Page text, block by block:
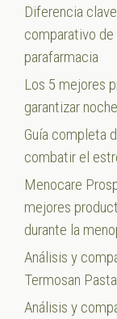
Diferencia
comparativo de
parafarmacia
Los 5 mejores
garantizar
Guía completa
combatir el
Menocare
mejores
durante la
Análisis y
Termosan
Análisis y